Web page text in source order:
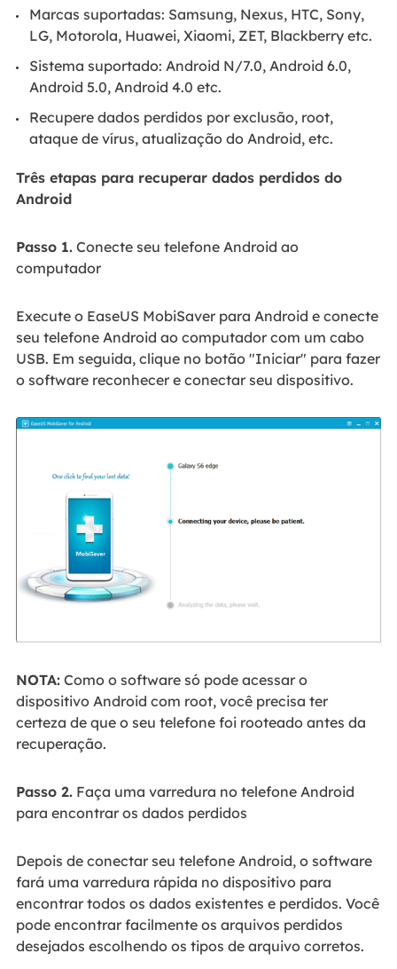
Marcas suportadas: Samsung, Nexus, HTC, Sony,
LG, Motorola, Huawei, Xiaomi, ZET, Blackberry etc.
Sistema suportado: Android N/7.0, Android 6.0,
Android 5.0, Android 4.0 etc.
Recupere dados perdidos por exclusão, root,
ataque de vírus, atualização do Android, etc.
Três etapas para recuperar dados perdidos do
Android
Passo 1.Conecte seu telefone Android ao
computador
Execute o EaseUS MobiSaver para Android e conecte
seu telefone Android ao computador com um cabo
USB. Em seguida, clique no botão "Iniciar" para fazer
o software reconhecer e conectar seu dispositivo.
NOTA:Como o software só pode acessar o
dispositivo Android com root, você precisa ter
certeza de que o seu telefone foi rooteado antes da
recuperação.
Passo 2.Faça uma varredura no telefone Android
para encontrar os dados perdidos
Depois de conectar seu telefone Android, o software
fará uma varredura rápida no dispositivo para
encontrar todos os dados existentes e perdidos. Você
pode encontrar facilmente os arquivos perdidos
desejados escolhendo os tipos de arquivo corretos.